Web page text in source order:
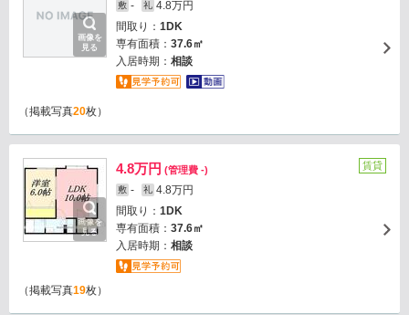
画像を
見る
敷 - 礼 4.8万円
間取り： 1DK
専有面積： 37.6㎡
入居時期： 相談
（掲載写真20枚）
画像を
見る
4.8万円 (管理費 -)
敷 - 礼 4.8万円
間取り： 1DK
専有面積： 37.6㎡
入居時期： 相談
賃貸
（掲載写真19枚）